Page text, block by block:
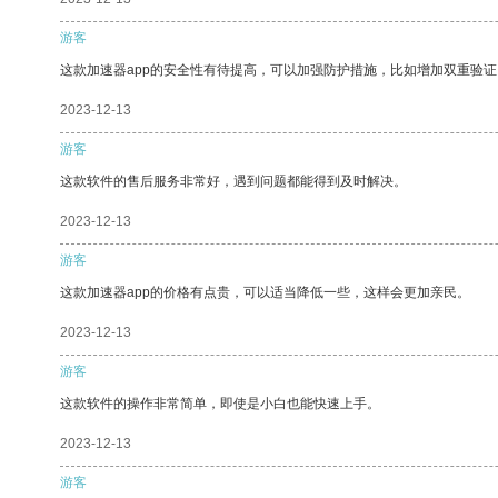
游客
这款加速器app的安全性有待提高，可以加强防护措施，比如增加双重验
2023-12-13
游客
这款软件的售后服务非常好，遇到问题都能得到及时解决。
2023-12-13
游客
这款加速器app的价格有点贵，可以适当降低一些，这样会更加亲民。
2023-12-13
游客
这款软件的操作非常简单，即使是小白也能快速上手。
2023-12-13
游客